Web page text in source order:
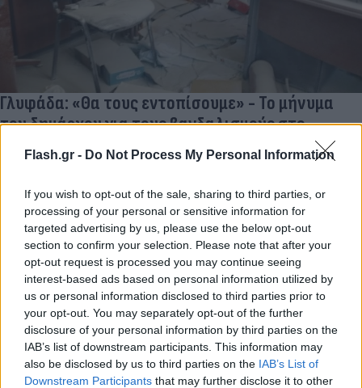
Flash.gr - Do Not Process My Personal Information
If you wish to opt-out of the sale, sharing to third parties, or
processing of your personal or sensitive information for
targeted advertising by us, please use the below opt-out
section to confirm your selection. Please note that after your
opt-out request is processed you may continue seeing
interest-based ads based on personal information utilized by
us or personal information disclosed to third parties prior to
your opt-out. You may separately opt-out of the further
disclosure of your personal information by third parties on the
IAB’s list of downstream participants. This information may
also be disclosed by us to third parties on the IAB’s List of
Downstream Participants that may further disclose it to other
Γλυφάδα: «Θα τους εντοπίσουμε» - Το μήνυμα
του δημάρχου για τους βανδαλισμούς στο
σχολείο
συγκρότημα της Γλυφάδας έδωσε ο δήμαρχος, διαμηνύοντας
ότι θα εντοπιστούν και θα λογοδοτήσουν.
14.04.2026 21:07
Λεγάκης